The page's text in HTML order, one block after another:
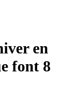
en
font 8